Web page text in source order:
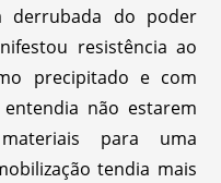
derrubada do poder
resistência ao
precipitado e com
não estarem
para uma
tendia mais